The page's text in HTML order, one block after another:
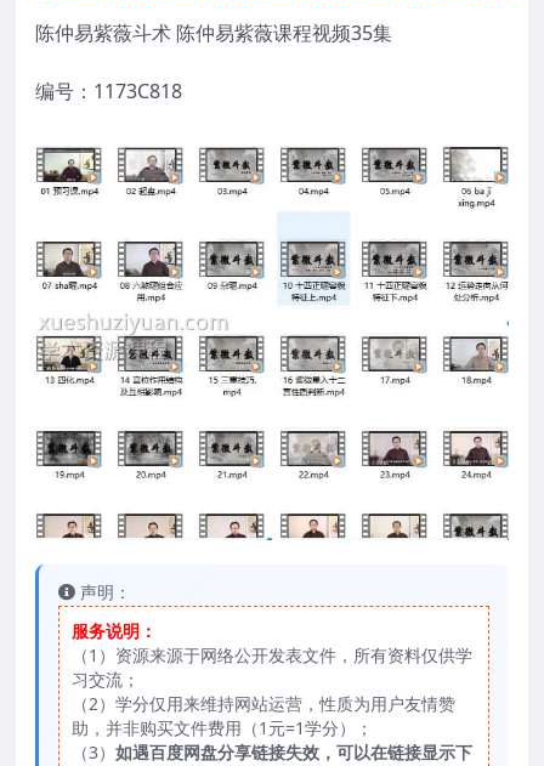
陈仲易紫薇斗术 陈仲易紫薇课程视频35集
编号：1173C818
声明：
服务说明：
（1）资源来源于网络公开发表文件，所有资料仅供学
习交流；
（2）学分仅用来维持网站运营，性质为用户友情赞
助，并非购买文件费用（1元=1学分）；
（3） 如遇百度网盘分享链接失效，可以在链接显示下